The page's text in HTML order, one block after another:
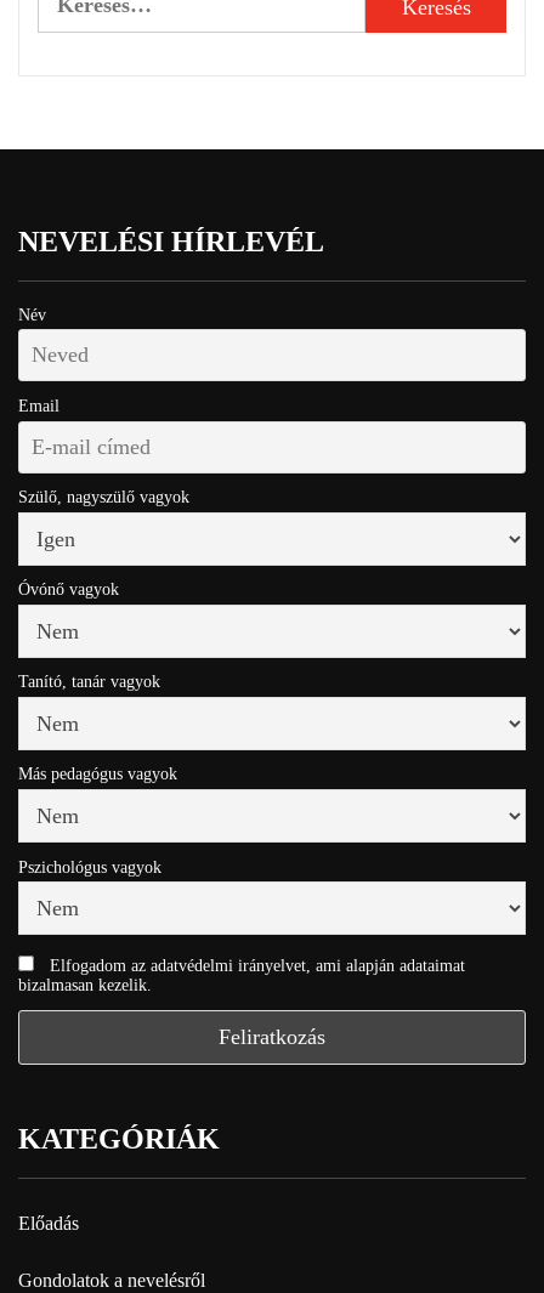
NEVELÉSI HÍRLEVÉL
Név
Email
Szülő, nagyszülő vagyok
Óvónő vagyok
Tanító, tanár vagyok
Más pedagógus vagyok
Pszichológus vagyok
Elfogadom az adatvédelmi irányelvet, ami alapján adataimat
bizalmasan kezelik.
KATEGÓRIÁK
Előadás
Gondolatok a nevelésről